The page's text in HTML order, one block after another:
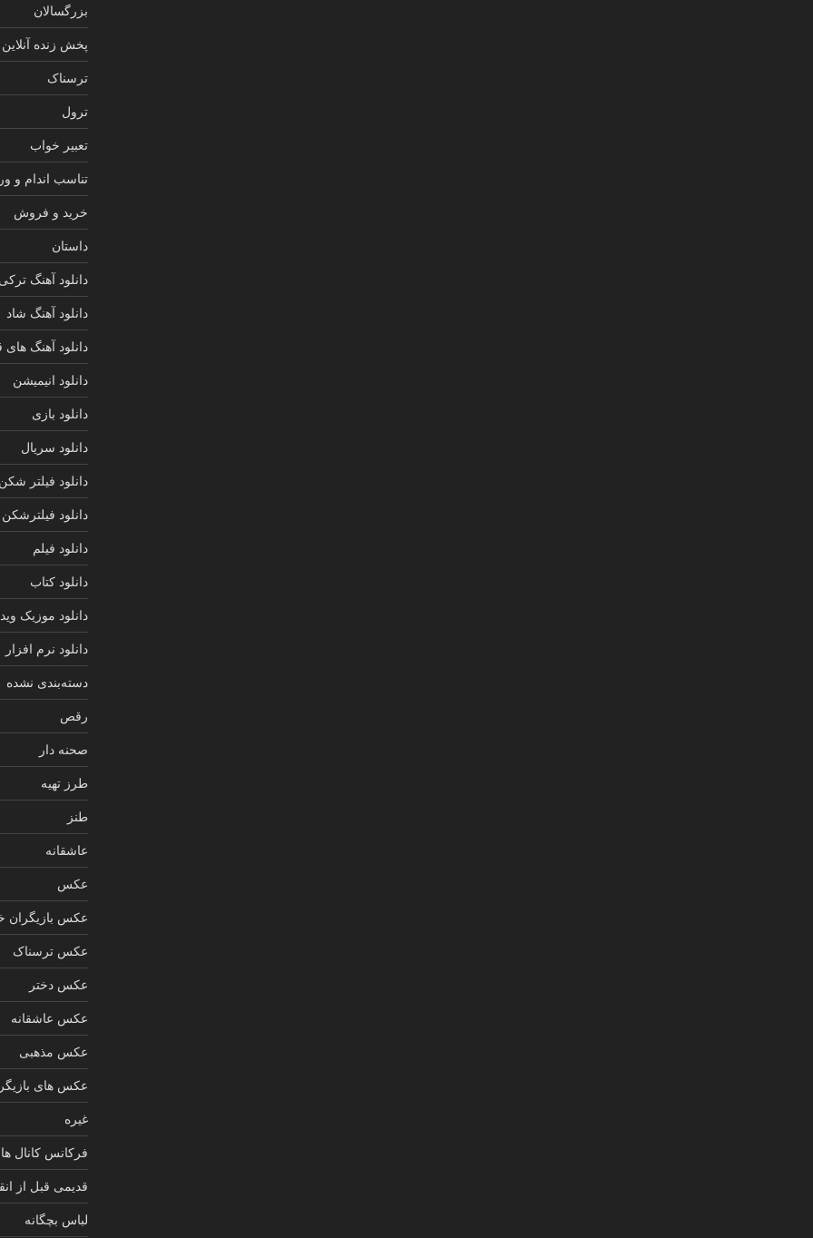
بزرگسالان
پخش زنده آنلاین
ترسناک
ترول
تعبیر خواب
تناسب اندام و
خرید و فروش
داستان
دانلود آهنگ
دانلود آهنگ شاد
دانلود آهنگ
دانلود انیمیشن
دانلود بازی
دانلود سریال
دانلود فیلتر
دانلود فیلترشکن
دانلود فیلم
دانلود کتاب
دانلود موزیک
دانلود نرم افزار
دسته‌بندی نشده
رقص
صحنه دار
طرز تهیه
طنز
عاشقانه
عکس
عکس بازیگران
عکس ترسناک
عکس دختر
عکس عاشقانه
عکس مذهبی
عکس های
غیره
فرکانس کانال
قدیمی قبل از
لباس بچگانه